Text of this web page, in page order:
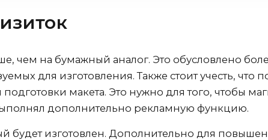
чем на бумажный аналог. Это обусловлено
для изготовления. Также стоит учесть, что
макета. Это нужно для того, чтобы
дополнительно рекламную функцию.
будет изготовлен. Дополнительно для